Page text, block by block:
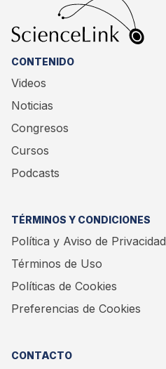
CONTENIDO
Videos
Noticias
Congresos
Cursos
Podcasts
TÉRMINOS Y CONDICIONES
Política y Aviso de Privacidad
Términos de Uso
Políticas de Cookies
Preferencias de Cookies
CONTACTO